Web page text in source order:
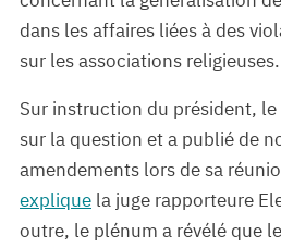
dans les affaires liées à des
sur les associations religieuses.
Sur instruction du président, le
sur la question et a publié de
amendements lors de sa
explique la juge rapporteure
outre, le plénum a révélé que